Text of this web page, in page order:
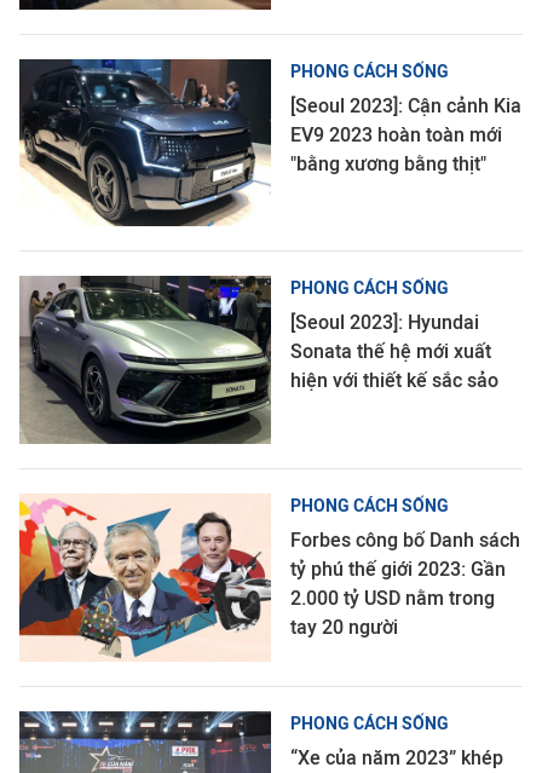
PHONG CÁCH SỐNG
[Seoul 2023]: Cận cảnh Kia
EV9 2023 hoàn toàn mới
"bằng xương bằng thịt"
PHONG CÁCH SỐNG
[Seoul 2023]: Hyundai
Sonata thế hệ mới xuất
hiện với thiết kế sắc sảo
PHONG CÁCH SỐNG
Forbes công bố Danh sách
tỷ phú thế giới 2023: Gần
2.000 tỷ USD nằm trong
tay 20 người
PHONG CÁCH SỐNG
“Xe của năm 2023” khép